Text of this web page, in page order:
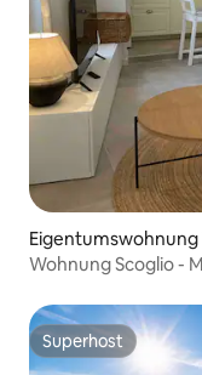
Eigentumswohnung
Wohnung Scoglio -
Superhost
Superhost